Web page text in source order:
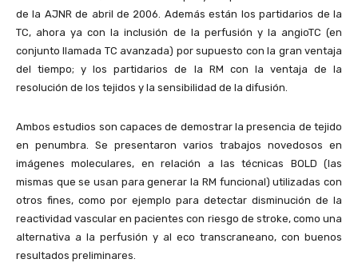
de la AJNR de abril de 2006. Además están los partidarios de la
TC, ahora ya con la inclusión de la perfusión y la angioTC (en
conjunto llamada TC avanzada) por supuesto con la gran ventaja
del tiempo; y los partidarios de la RM con la ventaja de la
resolución de los tejidos y la sensibilidad de la difusión.
Ambos estudios son capaces de demostrar la presencia de tejido
en penumbra. Se presentaron varios trabajos novedosos en
imágenes moleculares, en relación a las técnicas BOLD (las
mismas que se usan para generar la RM funcional) utilizadas con
otros fines, como por ejemplo para detectar disminución de la
reactividad vascular en pacientes con riesgo de stroke, como una
alternativa a la perfusión y al eco transcraneano, con buenos
resultados preliminares.